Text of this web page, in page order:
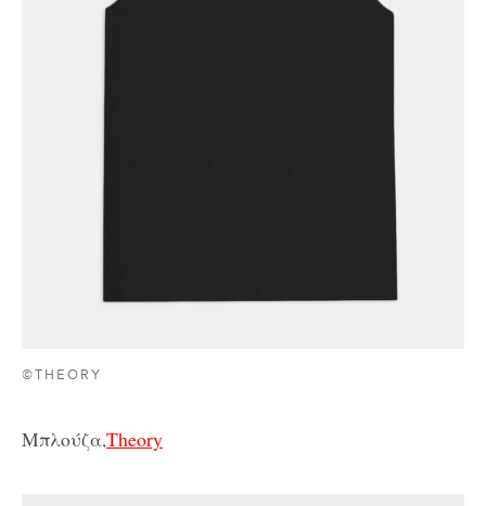
©THEORY
Μπλούζα,Theory